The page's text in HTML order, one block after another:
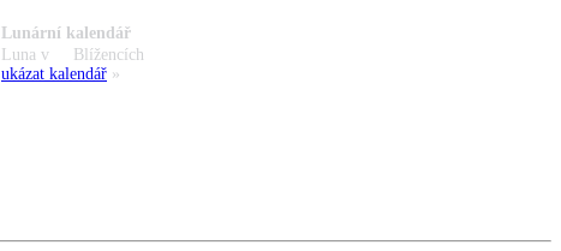
Lunární kalendář
Luna v
Blížencích
ukázat kalendář »